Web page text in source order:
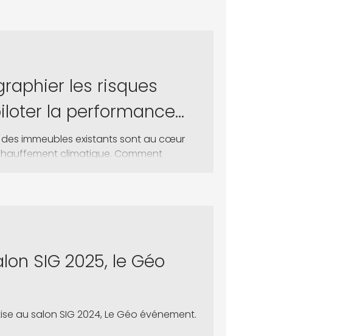
les risques
la performance
votre patrimoine
immeubles existants sont au cœur
climatique. Comment
des données fiables, centralisées
SIG 2025, le Géo
au salon SIG 2024, Le Géo événement.